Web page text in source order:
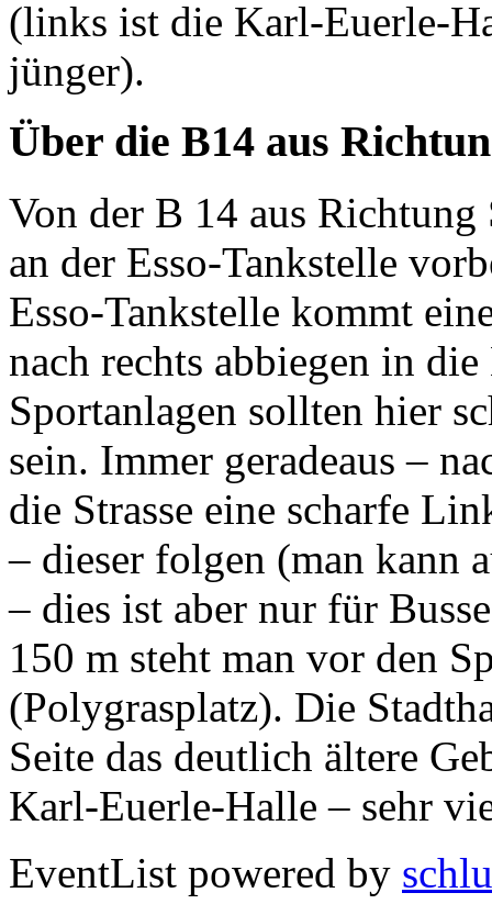
(links ist die Karl-Euerle-
jünger).
Über die B14 aus
Von der B 14 aus
an der Esso-Tankstelle
Esso-Tankstelle kommt
nach rechts abbiegen in
Sportanlagen sollten hier
sein. Immer geradeaus –
die Strasse eine scharfe
– dieser folgen (man kann
– dies ist aber nur für
150 m steht man vor den
(Polygrasplatz). Die
Seite das deutlich ältere
Karl-Euerle-Halle – sehr
EventList powered by